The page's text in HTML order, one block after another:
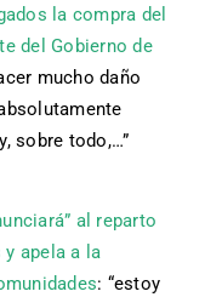
la compra del
del Gobierno de
mucho daño
sobre todo,…”
al reparto
apela a la
: “estoy